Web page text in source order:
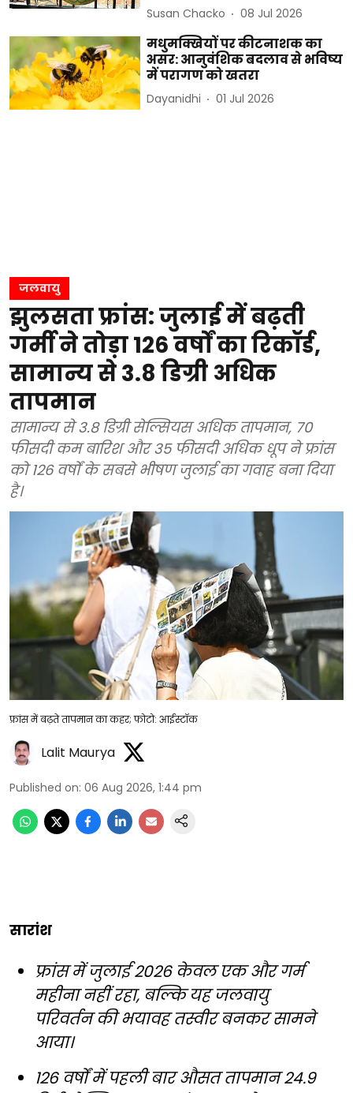
Susan Chacko 08 Jul 2026
मधुमक्खियों पर कीटनाशक का
असर: आनुवंशिक बदलाव से भविष्य
में परागण को खतरा
Dayanidhi 01 Jul 2026
जलवायु
झुलसता फ्रांस: जुलाई में बढ़ती
गर्मी ने तोड़ा 126 वर्षों का रिकॉर्ड,
सामान्य से 3.8 डिग्री अधिक
तापमान
सामान्य से 3.8 डिग्री सेल्सियस अधिक तापमान, 70
फीसदी कम बारिश और 35 फीसदी अधिक धूप ने फ्रांस
को 126 वर्षों के सबसे भीषण जुलाई का गवाह बना दिया
है।
फ्रांस में बढ़ते तापमान का कहर; फोटो: आईस्टॉक
Lalit Maurya
Published on: 06 Aug 2026, 1:44 pm
सारांश
फ्रांस में जुलाई 2026 केवल एक और गर्म
महीना नहीं रहा, बल्कि यह जलवायु
परिवर्तन की भयावह तस्वीर बनकर सामने
आया।
126 वर्षों में पहली बार औसत तापमान 24.9